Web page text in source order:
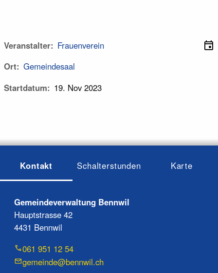
event
Veranstalter
Frauenverein
Ort
Gemeindesaal
Startdatum
19. Nov 2023
Kontakt Schalterstunden Karte
Gemeindeverwaltung Bennwil
Hauptstrasse 42
4431 Bennwil
061 951 12 54
gemeinde@bennwil.ch